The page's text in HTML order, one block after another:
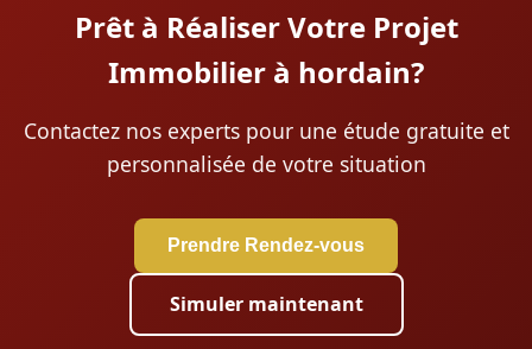
Prêt à Réaliser Votre Projet
Immobilier à hordain?
Contactez nos experts pour une étude gratuite et
personnalisée de votre situation
Prendre Rendez-vous
Simuler maintenant